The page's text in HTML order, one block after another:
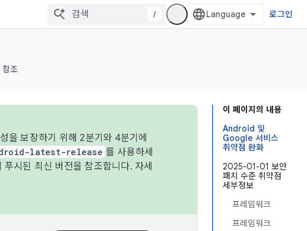
/ 로그인
참조
이 페이지의 내용
Android 및
Google 서비스
취약점 완화
2025-01-01 보안
패치 수준 취약점
세부정보
프레임워크
프레임워크
을 보장하기 위해 2분기와 4분기에
latest-release 를 사용하세
시된 최신 버전을 참조합니다. 자세